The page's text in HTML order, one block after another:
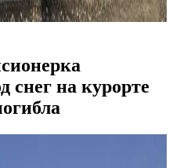
снег на курорте